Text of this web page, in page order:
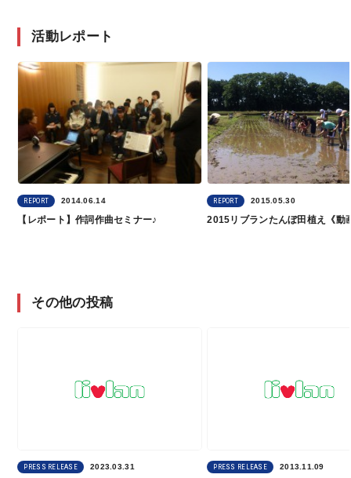
活動レポート
REPORT 2014.06.14
【レポート】作詞作曲セミナー♪
REPORT 2015.05.30
2015リブランたんぼ田植え《動
その他の投稿
PRESS RELEASE 2023.03.31 PRESS RELEASE 2013.11.09